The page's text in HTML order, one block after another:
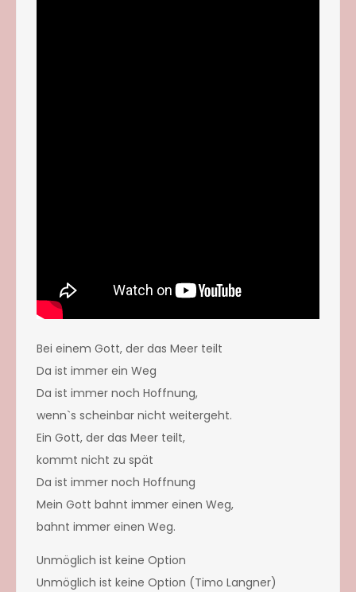
Bei einem Gott, der das Meer teilt
Da ist immer ein Weg
Da ist immer noch Hoffnung,
wenn`s scheinbar nicht weitergeht.
Ein Gott, der das Meer teilt,
kommt nicht zu spät
Da ist immer noch Hoffnung
Mein Gott bahnt immer einen Weg,
bahnt immer einen Weg.
Unmöglich ist keine Option
Unmöglich ist keine Option (Timo Langner)